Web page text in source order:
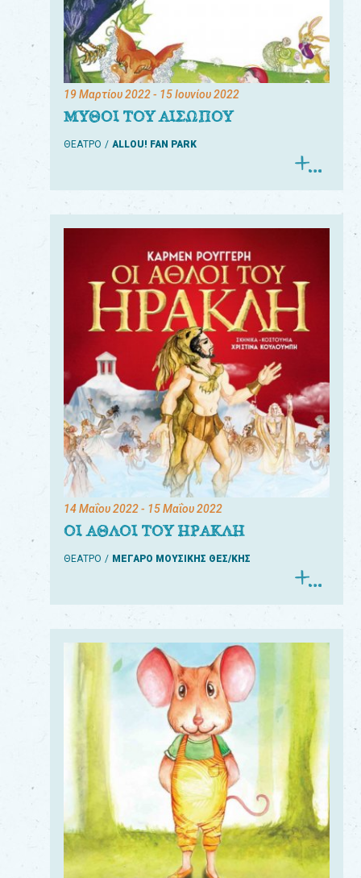
19 Μαρτίου 2022- 15 Ιουνίου 2022
ΜΥΘΟΙ ΤΟΥ ΑΙΣΩΠΟΥ
ΘΕΑΤΡΟ ALLOU! FAN PARK
14 Μαΐου 2022- 15 Μαΐου 2022
ΟΙ ΑΘΛΟΙ ΤΟΥ ΗΡΑΚΛΗ
ΘΕΑΤΡΟ ΜΕΓΑΡΟ ΜΟΥΣΙΚΗΣ ΘΕΣ/ΚΗΣ